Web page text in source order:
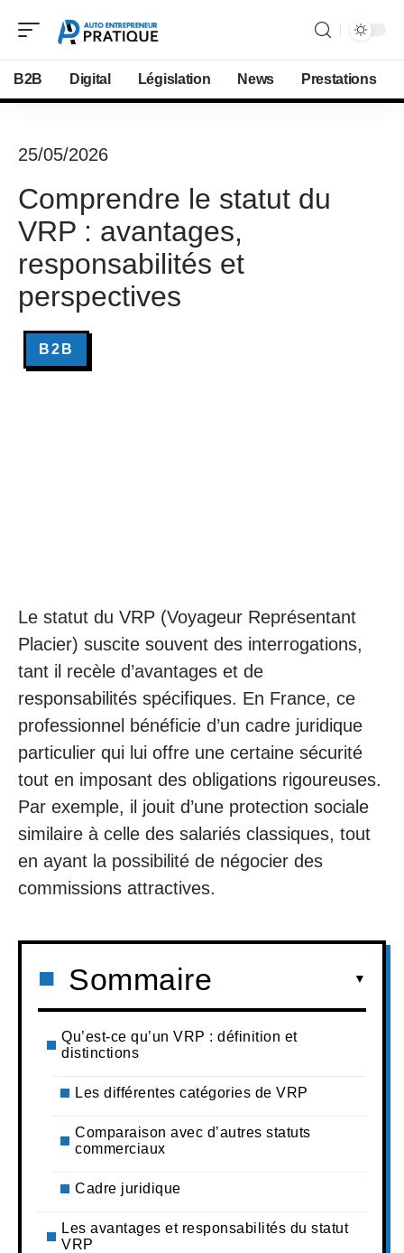
B2B Digital Législation News Prestations
25/05/2026
Comprendre le statut du
VRP : avantages,
responsabilités et
perspectives
B2B
Le statut du VRP (Voyageur Représentant
Placier) suscite souvent des interrogations,
tant il recèle d’avantages et de
responsabilités spécifiques. En France, ce
professionnel bénéficie d’un cadre juridique
particulier qui lui offre une certaine sécurité
tout en imposant des obligations rigoureuses.
Par exemple, il jouit d’une protection sociale
similaire à celle des salariés classiques, tout
en ayant la possibilité de négocier des
commissions attractives.
Sommaire
Qu’est-ce qu’un VRP : définition et
distinctions
Les différentes catégories de VRP
Comparaison avec d’autres statuts
commerciaux
Cadre juridique
Les avantages et responsabilités du statut
VRP